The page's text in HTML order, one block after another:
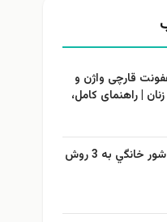
قارچی واژن و
| راهنمای کامل،
طرز تهيه خیار شور خانگي به 3 روش